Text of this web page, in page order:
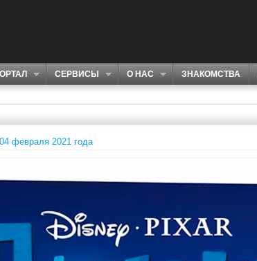
СЕРВИСЫ О НАС ЗНАКОМСТВА
февраля 2021 года